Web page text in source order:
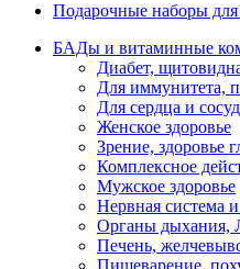
Подарочные наборы
БАДы и витаминные
Диабет,
Для иммунитета,
Для сердца и
Женское здоровье
Зрение, здоровье
Комплексное
Мужское здоровье
Нервная система
Органы дыхания,
Печень,
Пищеварение,